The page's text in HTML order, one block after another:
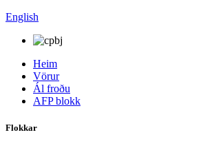
English
Heim
Vörur
Ál froðu
AFP blokk
Flokkar